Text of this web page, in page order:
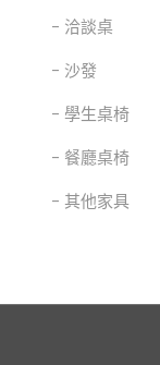
洽談桌
沙發
學生桌椅
餐廳桌椅
其他家具